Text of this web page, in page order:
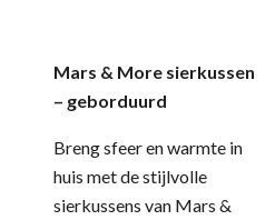
Mars & More sierkussen
– geborduurd
Breng sfeer en warmte in
huis met de stijlvolle
sierkussens van Mars &